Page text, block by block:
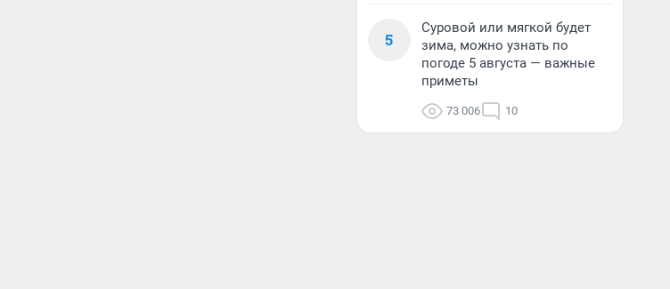
5
Суровой или мягкой будет
зима, можно узнать по
погоде 5 августа — важные
приметы
73 006 10